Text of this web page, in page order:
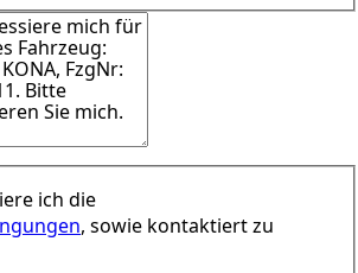
ich die
, sowie kontaktiert zu